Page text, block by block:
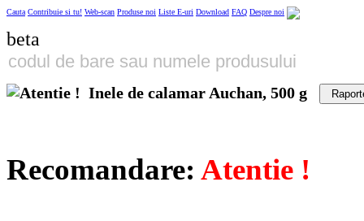
Cauta Contribuie si tu! Web-scan Produse noi Liste E-uri Download FAQ Despre noi
beta
Inele de calamar Auchan, 500 g
Recomandare: Atentie !